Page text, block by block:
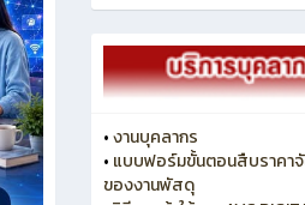
•งานบุคลากร
• แบบฟอร์มขั้นตอนสืบราคา
ของงานพัสดุ